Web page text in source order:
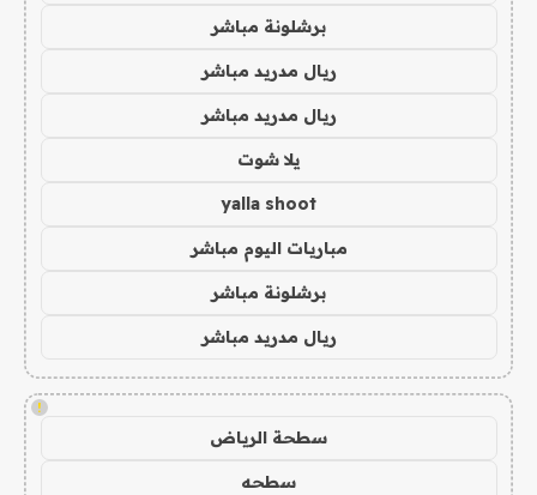
برشلونة مباشر
ريال مدريد مباشر
ريال مدريد مباشر
يلا شوت
yalla shoot
مباريات اليوم مباشر
برشلونة مباشر
ريال مدريد مباشر
!
سطحة الرياض
سطحه